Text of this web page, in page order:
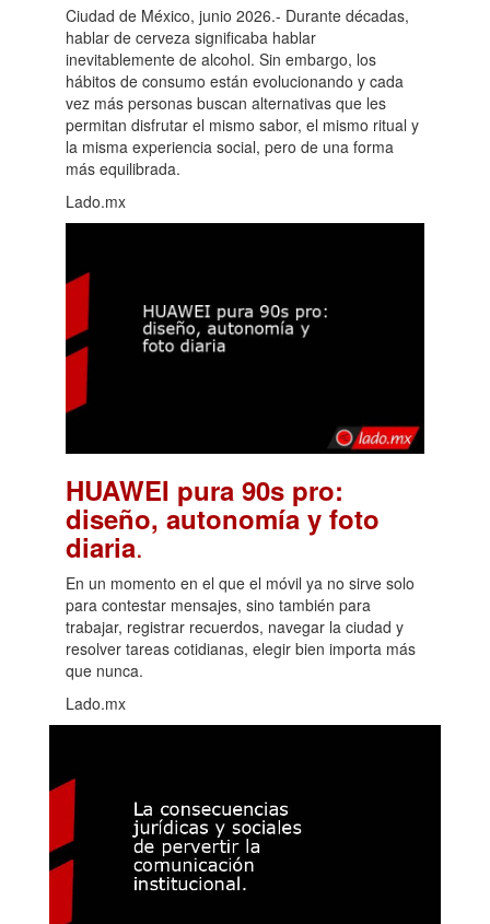
Ciudad de México, junio 2026.- Durante décadas,
hablar de cerveza significaba hablar
inevitablemente de alcohol. Sin embargo, los
hábitos de consumo están evolucionando y cada
vez más personas buscan alternativas que les
permitan disfrutar el mismo sabor, el mismo ritual y
la misma experiencia social, pero de una forma
más equilibrada.
Lado.mx
HUAWEI pura 90s pro:
diseño, autonomía y foto
diaria.
En un momento en el que el móvil ya no sirve solo
para contestar mensajes, sino también para
trabajar, registrar recuerdos, navegar la ciudad y
resolver tareas cotidianas, elegir bien importa más
que nunca.
Lado.mx